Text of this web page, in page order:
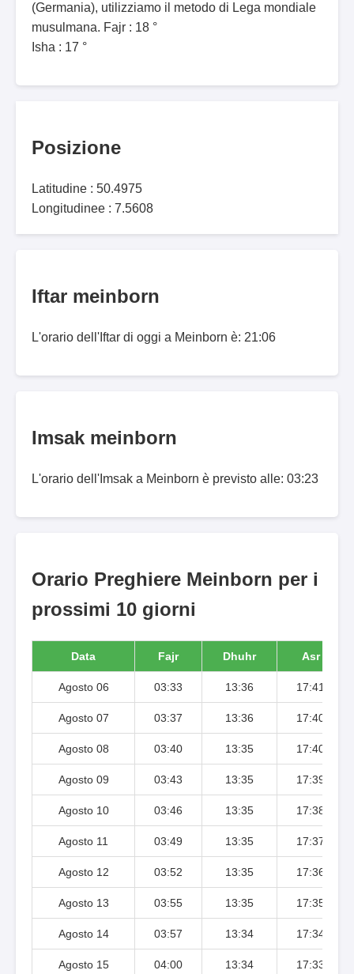
(Germania), utilizziamo il metodo di Lega mondiale
musulmana. Fajr : 18 °
Isha : 17 °
Posizione
Latitudine : 50.4975
Longitudinee : 7.5608
Iftar meinborn
L'orario dell'Iftar di oggi a Meinborn è: 21:06
Imsak meinborn
L'orario dell'Imsak a Meinborn è previsto alle: 03:23
Orario Preghiere Meinborn per i
prossimi 10 giorni
Data Fajr Dhuhr Asr
Agosto 06 03:33 13:36 17:41
Agosto 07 03:37 13:36 17:40
Agosto 08 03:40 13:35 17:40
Agosto 09 03:43 13:35 17:39
Agosto 10 03:46 13:35 17:38
Agosto 11 03:49 13:35 17:37
Agosto 12 03:52 13:35 17:36
Agosto 13 03:55 13:35 17:35
Agosto 14 03:57 13:34 17:34
Agosto 15 04:00 13:34 17:33